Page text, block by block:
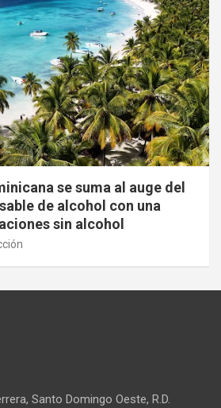
se suma al auge del
de alcohol con una
sin alcohol
Santo Domingo Oeste, R.D.